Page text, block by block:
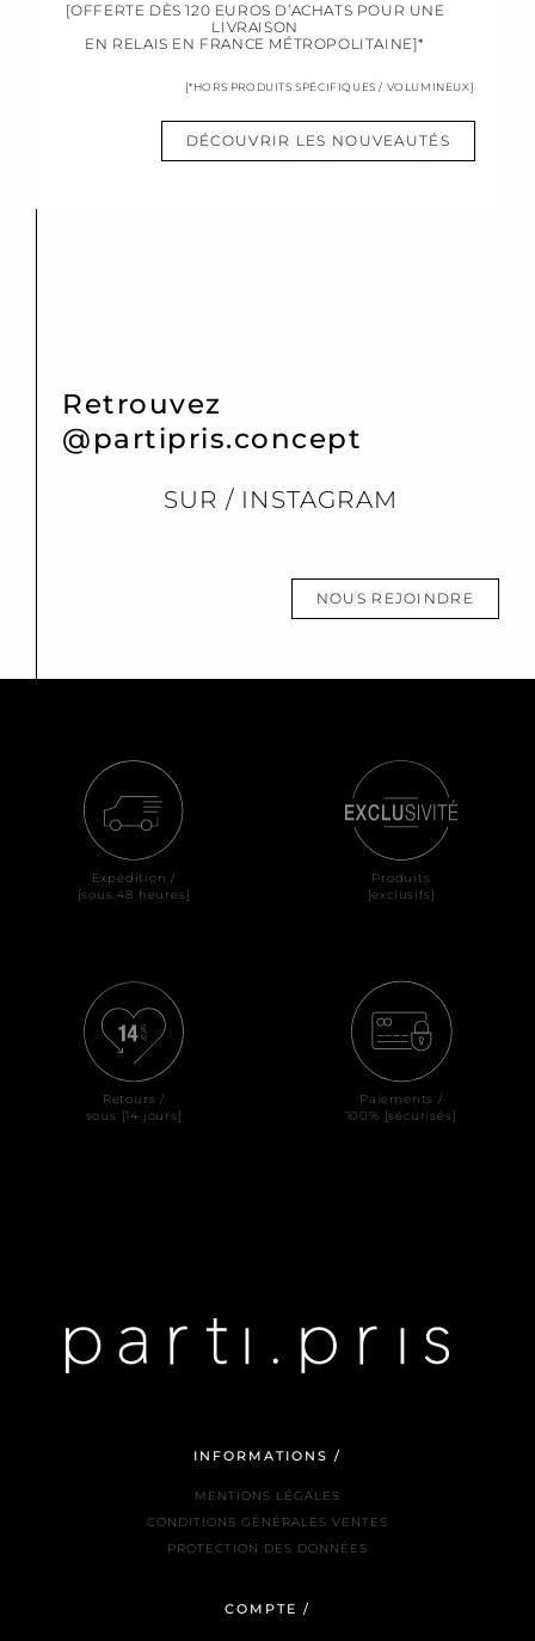
[OFFERTE DÈS 120 EUROS D’ACHATS POUR UNE
LIVRAISON
EN RELAIS EN FRANCE MÉTROPOLITAINE]*
[*HORS PRODUITS SPÉCIFIQUES / VOLUMINEUX]
DÉCOUVRIR LES NOUVEAUTÉS
Retrouvez
@partipris.concept
SUR / INSTAGRAM
NOUS REJOINDRE
Expédition /
[sous 48 heures]
Produits
[exclusifs]
Retours /
sous [14 jours]
Paiements /
100% [sécurisés]
INFORMATIONS /
MENTIONS LÉGALES
CONDITIONS GÉNÉRALES VENTES
PROTECTION DES DONNÉES
COMPTE /